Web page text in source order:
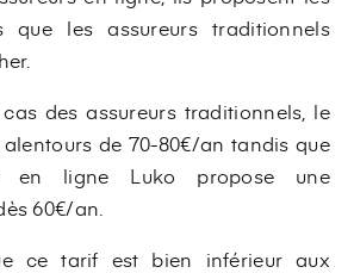
que les assureurs traditionnels
des assureurs traditionnels, le
de 70-80€/an tandis que
en ligne Luko propose une
60€/an.
ce tarif est bien inférieur aux